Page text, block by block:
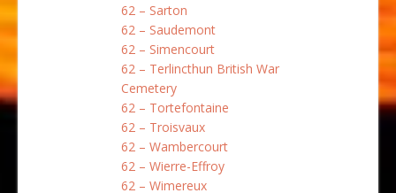
62 – Sarton
62 – Saudemont
62 – Simencourt
62 – Terlincthun British War
Cemetery
62 – Tortefontaine
62 – Troisvaux
62 – Wambercourt
62 – Wierre-Effroy
62 – Wimereux